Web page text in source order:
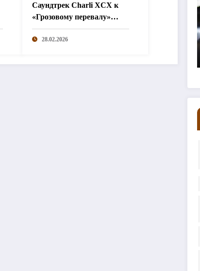
Саундтрек Charli XCX к
«Грозовому перевалу»
занял первое место в чарте
Billboard
28.02.2026